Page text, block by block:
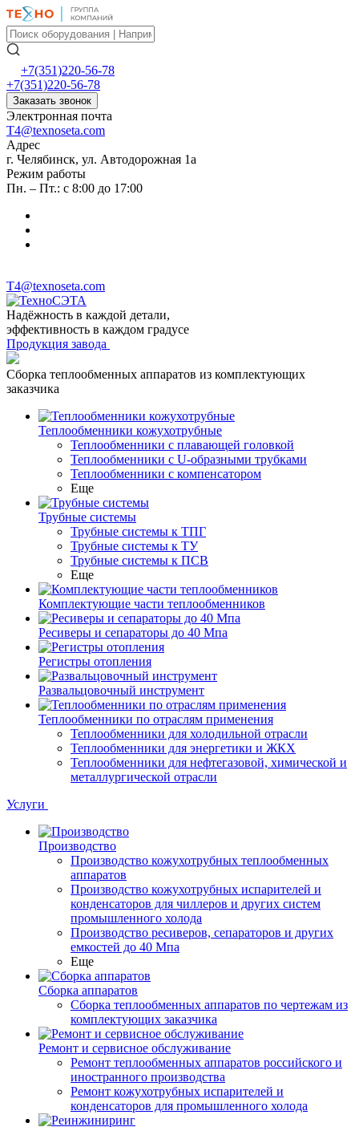
+7(351)220-56-78
+7(351)220-56-78
Заказать звонок
Электронная почта
T4@texnoseta.com
Адрес
г. Челябинск, ул. Автодорожная 1а
Режим работы
Пн. – Пт.: с 8:00 до 17:00
T4@texnoseta.com
Надёжность в каждой детали,
эффективность в каждом градусе
Продукция завода
Сборка теплообменных аппаратов из комплектующих
заказчика
Теплообменники кожухотрубные
Теплообменники с плавающей головкой
Теплообменники с U-образными трубками
Теплообменники с компенсатором
Еще
Трубные системы
Трубные системы к ТПГ
Трубные системы к ТУ
Трубные системы к ПСВ
Еще
Комплектующие части теплообменников
Ресиверы и сепараторы до 40 Мпа
Регистры отопления
Развальцовочный инструмент
Теплообменники по отраслям применения
Теплообменники для холодильной отрасли
Теплообменники для энергетики и ЖКХ
Теплообменники для нефтегазовой, химической и
металлургической отрасли
Услуги
Производство
Производство кожухотрубных теплообменных
аппаратов
Производство кожухотрубных испарителей и
конденсаторов для чиллеров и других систем
промышленного холода
Производство ресиверов, сепараторов и других
емкостей до 40 Мпа
Еще
Сборка аппаратов
Сборка теплообменных аппаратов по чертежам из
комплектующих заказчика
Ремонт и сервисное обслуживание
Ремонт теплообменных аппаратов российского и
иностранного производства
Ремонт кожухотрубных испарителей и
конденсаторов для промышленного холода